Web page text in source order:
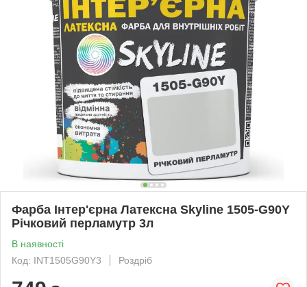
Фарба Інтер'єрна Латексна Skyline 1505-G90Y
Річковий перламутр 3л
В наявності
Код: INT1505G90Y3
Роздріб